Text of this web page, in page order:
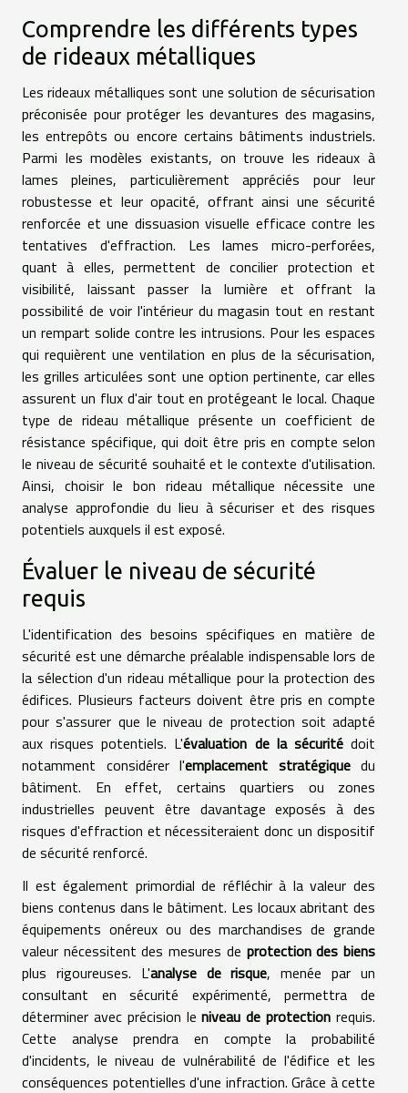
Comprendre les différents types
de rideaux métalliques
Les rideaux métalliques sont une solution de sécurisation
préconisée pour protéger les devantures des magasins,
les entrepôts ou encore certains bâtiments industriels.
Parmi les modèles existants, on trouve les rideaux à
lames pleines, particulièrement appréciés pour leur
robustesse et leur opacité, offrant ainsi une sécurité
renforcée et une dissuasion visuelle efficace contre les
tentatives d'effraction. Les lames micro-perforées,
quant à elles, permettent de concilier protection et
visibilité, laissant passer la lumière et offrant la
possibilité de voir l'intérieur du magasin tout en restant
un rempart solide contre les intrusions. Pour les espaces
qui requièrent une ventilation en plus de la sécurisation,
les grilles articulées sont une option pertinente, car elles
assurent un flux d'air tout en protégeant le local. Chaque
type de rideau métallique présente un coefficient de
résistance spécifique, qui doit être pris en compte selon
le niveau de sécurité souhaité et le contexte d'utilisation.
Ainsi, choisir le bon rideau métallique nécessite une
analyse approfondie du lieu à sécuriser et des risques
potentiels auxquels il est exposé.
Évaluer le niveau de sécurité
requis
L'identification des besoins spécifiques en matière de
sécurité est une démarche préalable indispensable lors de
la sélection d'un rideau métallique pour la protection des
édifices. Plusieurs facteurs doivent être pris en compte
pour s'assurer que le niveau de protection soit adapté
aux risques potentiels. L'évaluation de la sécuritédoit
notamment considérer l'emplacement stratégiquedu
bâtiment. En effet, certains quartiers ou zones
industrielles peuvent être davantage exposés à des
risques d'effraction et nécessiteraient donc un dispositif
de sécurité renforcé.
Il est également primordial de réfléchir à la valeur des
biens contenus dans le bâtiment. Les locaux abritant des
équipements onéreux ou des marchandises de grande
valeur nécessitent des mesures de protection des biens
plus rigoureuses. L'analyse de risque, menée par un
consultant en sécurité expérimenté, permettra de
déterminer avec précision leniveau de protection requis.
Cette analyse prendra en compte la probabilité
d'incidents, le niveau de vulnérabilité de l'édifice et les
conséquences potentielles d'une infraction. Grâce à cette